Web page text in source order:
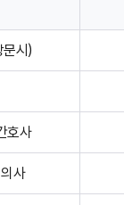
시)
호사
의사